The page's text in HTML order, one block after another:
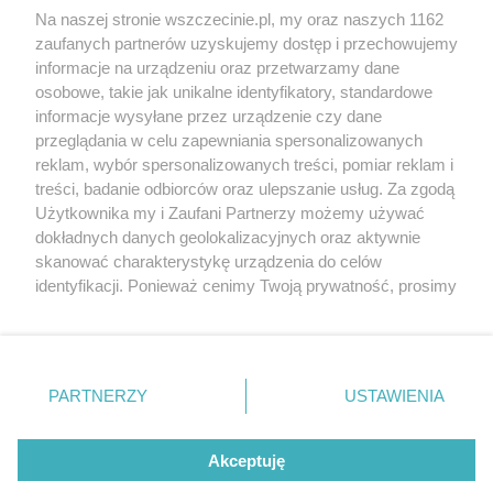
Wernisaże
Więcej
Specjalny koncert z okazji
20. urodzin portalu
wSzczecinie.pl
Regulamin konkursów
śniadaniówka "Hej
Szczecin! Jest piątek!"
Partnerzy
Praca Szczecin
© 2026 wSzczecinie.pl
Created by GOD
Na naszej stronie wszczecinie.pl, my oraz naszych 1162
zaufanych partnerów uzyskujemy dostęp i przechowujemy
informacje na urządzeniu oraz przetwarzamy dane
osobowe, takie jak unikalne identyfikatory, standardowe
informacje wysyłane przez urządzenie czy dane
przeglądania w celu zapewniania spersonalizowanych
reklam, wybór spersonalizowanych treści, pomiar reklam i
treści, badanie odbiorców oraz ulepszanie usług. Za zgodą
Użytkownika my i Zaufani Partnerzy możemy używać
dokładnych danych geolokalizacyjnych oraz aktywnie
skanować charakterystykę urządzenia do celów
identyfikacji. Ponieważ cenimy Twoją prywatność, prosimy
prywatności znajdujący się w lewym dolnym rogu strony
. Niektóre rodzaje przetwarzania danych nie wymagają
takiemu przetwarzaniu. Preferencje będą miały
PARTNERZY USTAWIENIA
Akceptuję